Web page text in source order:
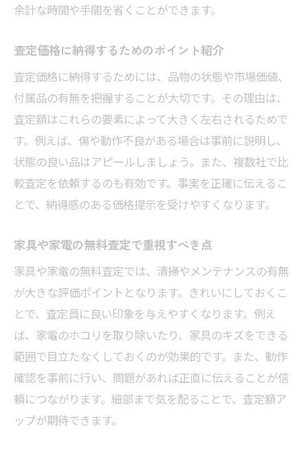
余計な時間や手間を省くことができます。
査定価格に納得するためのポイント紹介
査定価格に納得するためには、品物の状態や市場価値、
付属品の有無を把握することが大切です。その理由は、
査定額はこれらの要素によって大きく左右されるためで
す。例えば、傷や動作不良がある場合は事前に説明し、
状態の良い品はアピールしましょう。また、複数社で比
較査定を依頼するのも有効です。事実を正確に伝えるこ
とで、納得感のある価格提示を受けやすくなります。
家具や家電の無料査定で重視すべき点
家具や家電の無料査定では、清掃やメンテナンスの有無
が大きな評価ポイントとなります。きれいにしておくこ
とで、査定員に良い印象を与えやすくなります。例え
ば、家電のホコリを取り除いたり、家具のキズをできる
範囲で目立たなくしておくのが効果的です。また、動作
確認を事前に行い、問題があれば正直に伝えることが信
頼につながります。細部まで気を配ることで、査定額ア
ップが期待できます。